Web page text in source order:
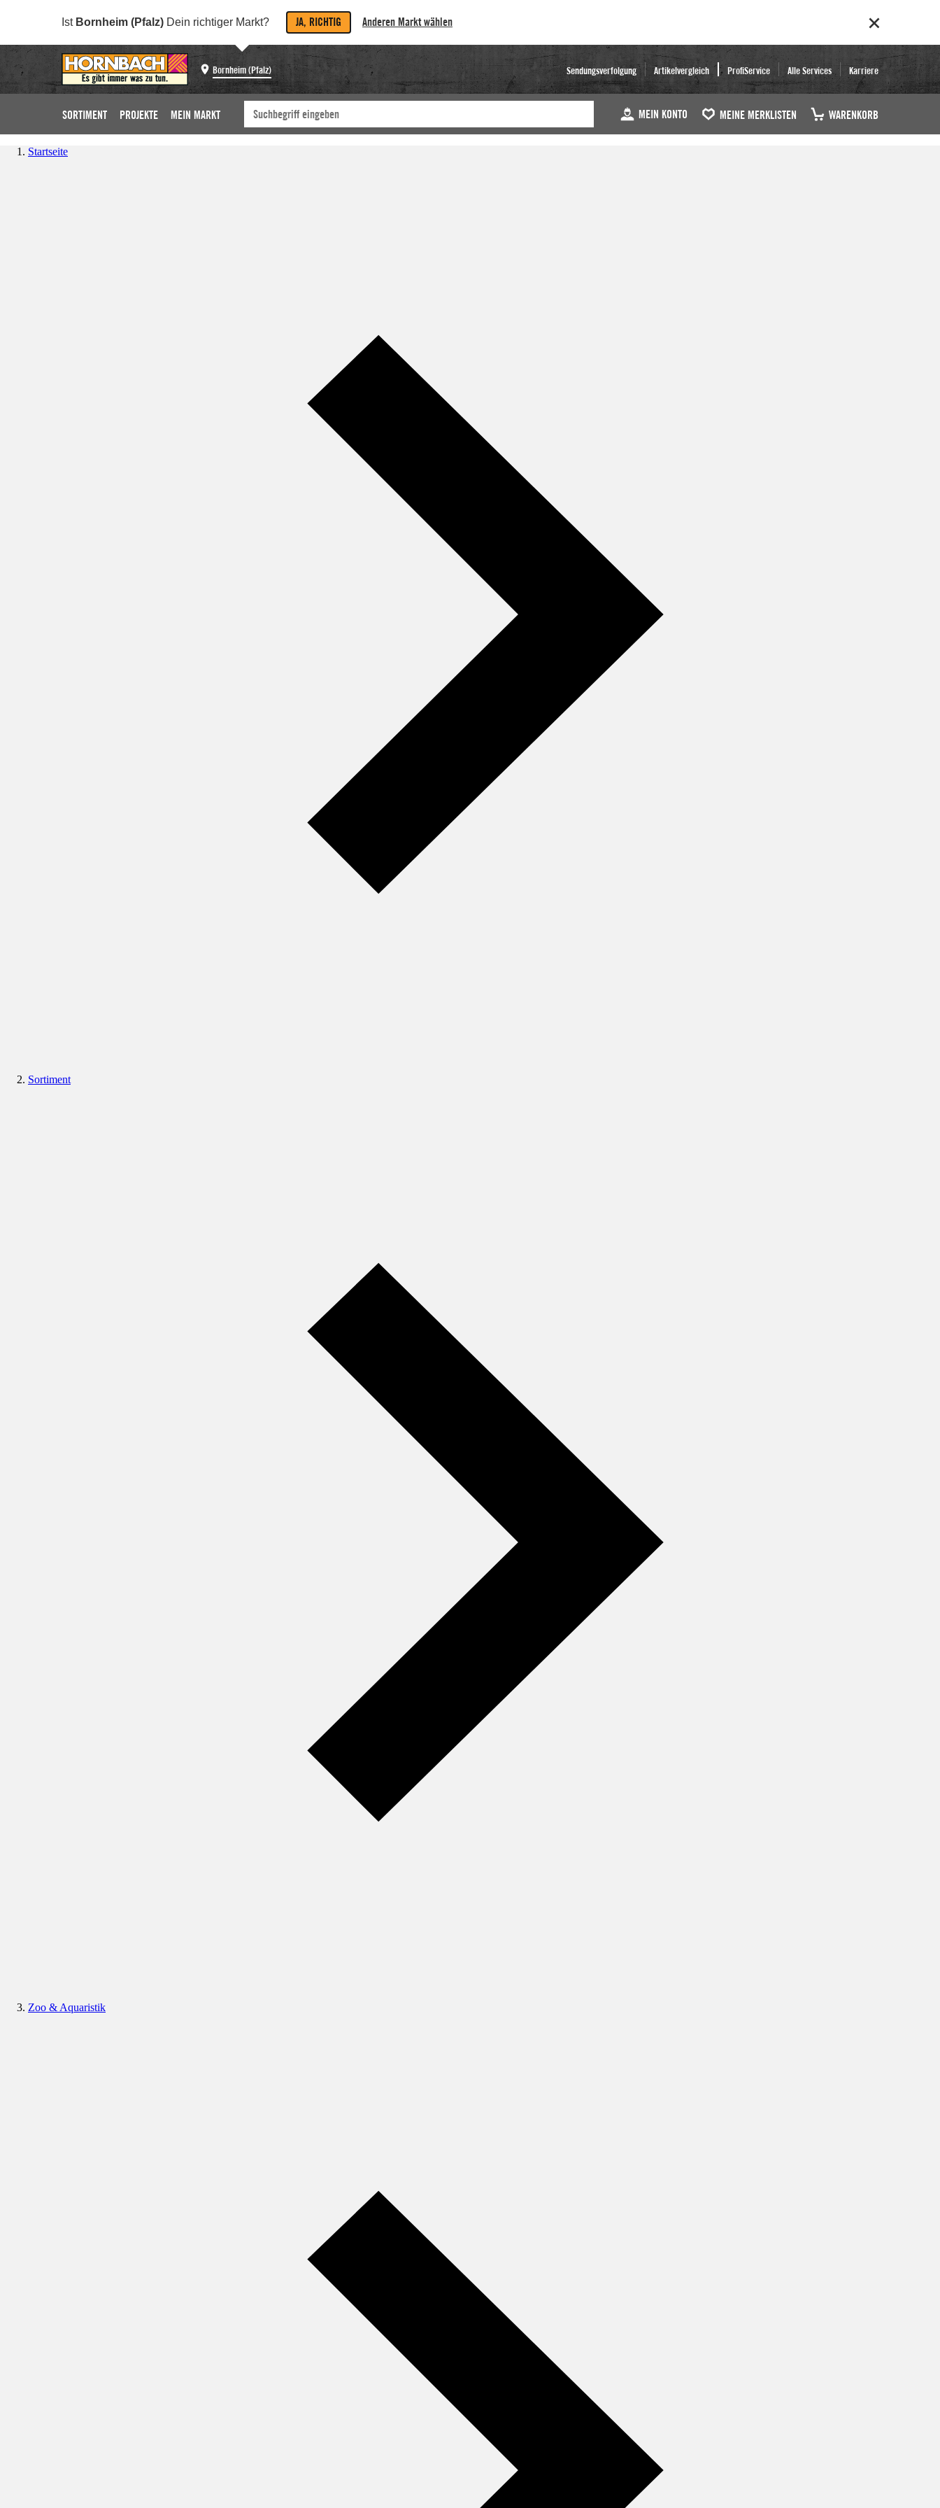
Ist Bornheim (Pfalz) Dein richtiger Markt? JA, RICHTIG Anderen Markt wählen
Bornheim (Pfalz) Sendungsverfolgung Artikelvergleich ProfiService Alle Services Karriere
SORTIMENT PROJEKTE MEIN MARKT MEIN KONTO MEINE MERKLISTEN WARENKORB
Startseite
Sortiment
Zoo & Aquaristik